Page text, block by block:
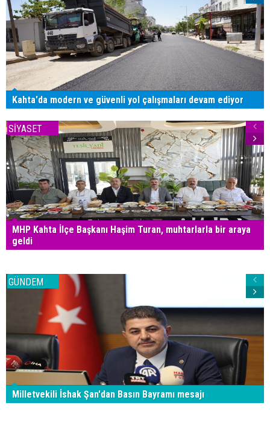
Kahta'da modern ve güvenli yol çalışmaları devam ediyor
SİYASET
MHP Kahta İlçe Başkanı Haşim Turan, muhtarlarla bir araya
geldi
GÜNDEM
Milletvekili İshak Şan'dan Basın Bayramı mesajı